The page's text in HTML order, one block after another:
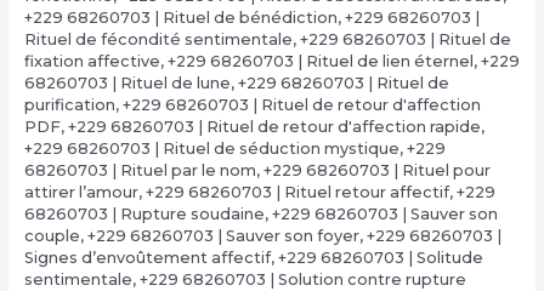
+229 68260703 | Rituel de bénédiction, +229 68260703 |
Rituel de fécondité sentimentale, +229 68260703 | Rituel de
fixation affective, +229 68260703 | Rituel de lien éternel , +229
68260703 | Rituel de lune, +229 68260703 | Rituel de
purification, +229 68260703 | Rituel de retour d'affection
PDF, +229 68260703 | Rituel de retour d'affection rapide,
+229 68260703 | Rituel de séduction mystique, +229
68260703 | Rituel par le nom, +229 68260703 | Rituel pour
attirer l’amour, +229 68260703 | Rituel retour affectif, +229
68260703 | Rupture soudaine, +229 68260703 | Sauver son
couple, +229 68260703 | Sauver son foyer, +229 68260703 |
Signes d’envoûtement affectif, +229 68260703 | Solitude
sentimentale, +229 68260703 | Solution contre rupture